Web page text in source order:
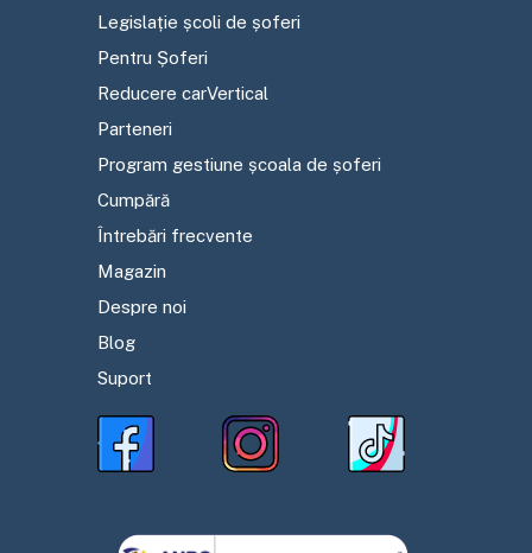
Legislație școli de șoferi
Pentru Șoferi
Reducere carVertical
Parteneri
Program gestiune școala de șoferi
Cumpără
Întrebări frecvente
Magazin
Despre noi
Blog
Suport